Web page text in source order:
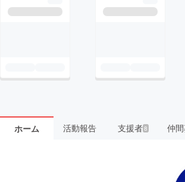
ホーム 活動報告 支援者8 仲